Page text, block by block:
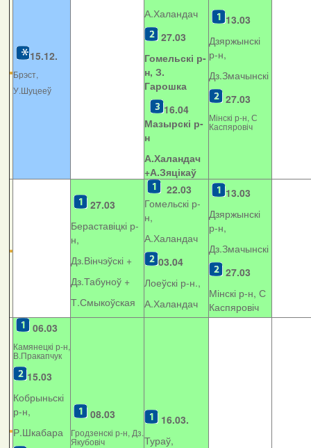
15.12.
Брэст,
У.Шуцееў
А.Халандач
27.03
Гомельскі р-
н, З.
Гарошка
16.04
Мазырскі р-
н
А.Халандач
+А.Зяцікаў
13.03
Дзяржынскі
р-н,
Дз.Змачынскі
27.03
Мінскі р-н, С
Каспяровіч
27.03
Бераставіцкі р-
н,
Дз.Вінчэўскі +
Дз.Табуноў +
Т.Смыкоўская
22.03
Гомельскі р-
н,
А.Халандач
03.04
Лоеўскі р-н.,
А.Халандач
13.03
Дзяржынскі
р-н,
Дз.Змачынскі
27.03
Мінскі р-н, С
Каспяровіч
06.03
Камянецкі р-н,
В.Пракапчук
15.03
Кобрыньскі
р-н,
Р.Шкабара
08.03
Гродзенскі р-н, Дз.
Якубовіч
16.03.
Тураў,